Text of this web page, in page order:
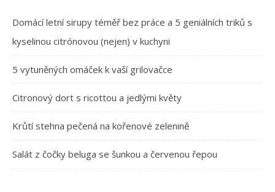
Domácí letní sirupy téměř bez práce a 5 geniálních triků s
kyselinou citrónovou (nejen) v kuchyni
5 vytuněných omáček k vaší grilovačce
Citronový dort s ricottou a jedlými květy
Krůtí stehna pečená na kořenové zelenině
Salát z čočky beluga se šunkou a červenou řepou